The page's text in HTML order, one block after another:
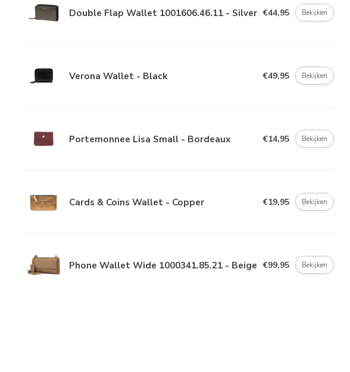
Double Flap Wallet 1001606.46.11 - Silver €44,95 Bekijken
Verona Wallet - Black €49,95 Bekijken
Portemonnee Lisa Small - Bordeaux €14,95 Bekijken
Cards & Coins Wallet - Copper €19,95 Bekijken
Phone Wallet Wide 1000341.85.21 - Beige €99,95 Bekijken